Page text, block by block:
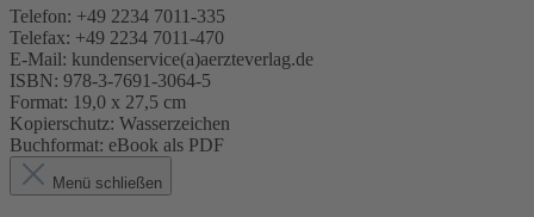
Telefon: +49 2234 7011-335
Telefax: +49 2234 7011-470
E-Mail: kundenservice(a)aerzteverlag.de
ISBN: 978-3-7691-3064-5
Format: 19,0 x 27,5 cm
Kopierschutz: Wasserzeichen
Buchformat: eBook als PDF
Menü schließen